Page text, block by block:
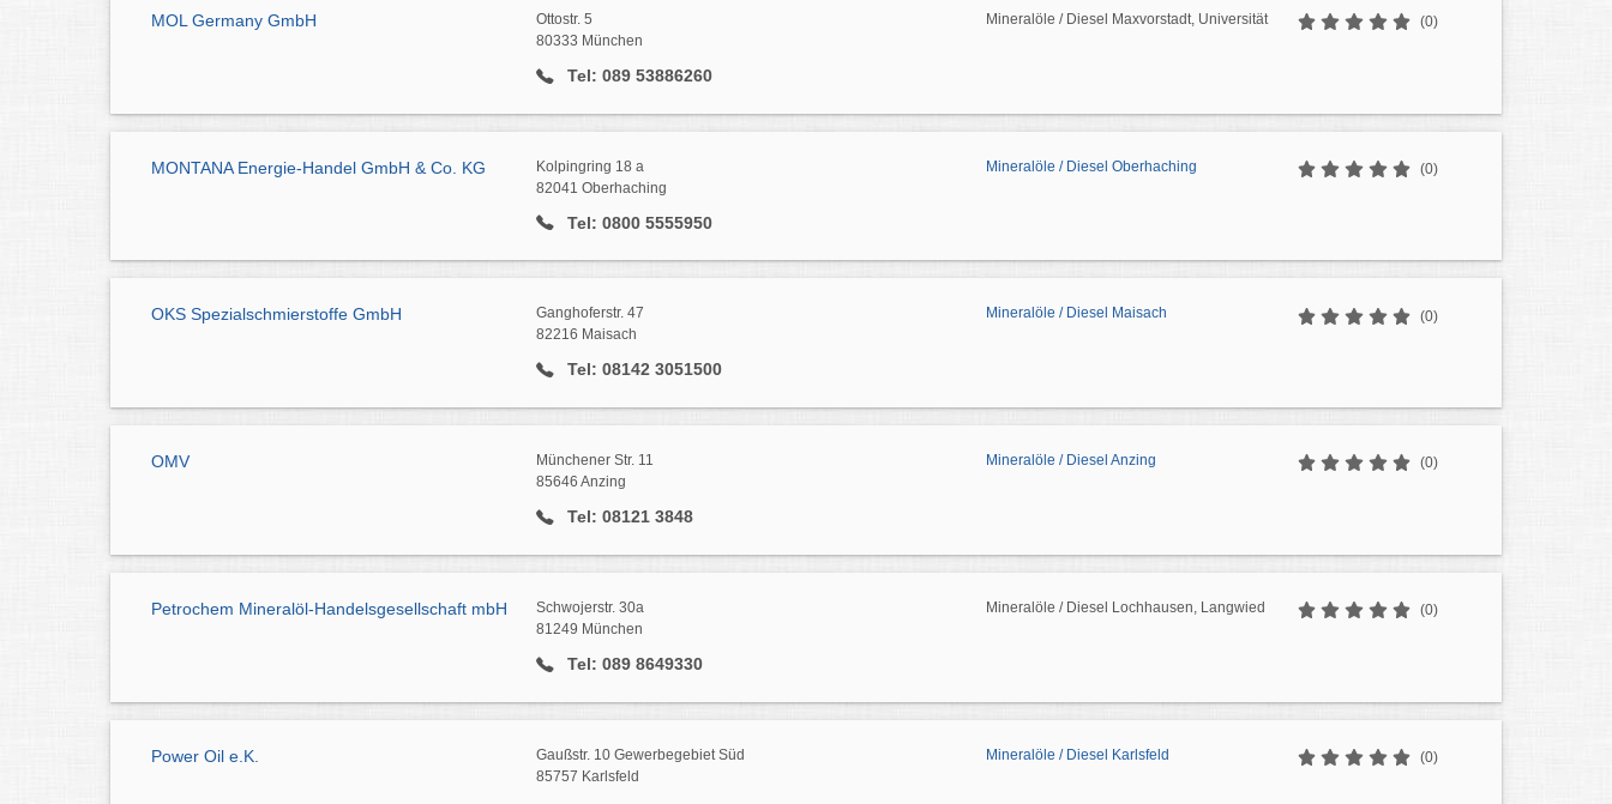
MOL Germany GmbH
Ottostr. 5
80333 München
Tel: 089 53886260
Mineralöle / Diesel Maxvorstadt, Universität (0)
MONTANA Energie-Handel GmbH & Co. KG
Kolpingring 18 a
82041 Oberhaching
Tel: 0800 5555950
Mineralöle / Diesel Oberhaching (0)
OKS Spezialschmierstoffe GmbH
Ganghoferstr. 47
82216 Maisach
Tel: 08142 3051500
Mineralöle / Diesel Maisach (0)
OMV
Münchener Str. 11
85646 Anzing
Tel: 08121 3848
Mineralöle / Diesel Anzing (0)
Petrochem Mineralöl-Handelsgesellschaft mbH
Schwojerstr. 30a
81249 München
Tel: 089 8649330
Mineralöle / Diesel Lochhausen, Langwied (0)
Power Oil e.K.
Gaußstr. 10 Gewerbegebiet Süd
85757 Karlsfeld
Mineralöle / Diesel Karlsfeld (0)